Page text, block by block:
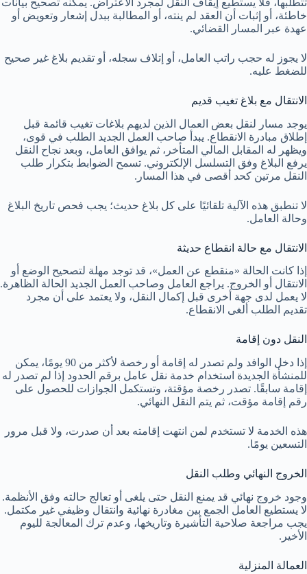
خاطئة، أو إثبات أن العقد لم ينته، أو المطالبة ببدل إشعار وتعويض أو
عهدة عبر المسار القضائي.
لا يجوز له حجب راتب العامل، أو إتلاف سجله، أو تقديم بلاغ غير صحيح
للضغط عليه.
الانتقال مع بلاغ تغيب قديم
يوجد مسار لنقل بعض العمال الذين لديهم بلاغات تغيب قائمة قبل
إطلاق مبادرة الانقطاع. يبدأ صاحب العمل الجديد الطلب في قوى،
ويظهر له المقابل المالي المتأخر، ثم يوافق العامل، وبعد نجاح النقل
يرفع البلاغ وفق التسلسل الإلكتروني. تسمح الضوابط بتكرار طلب
النقل مرتين كحد أقصى في هذا المسار.
لا تنطبق هذه الآلية تلقائيًا على كل بلاغ حديث؛ يجب فحص تاريخ البلاغ
وحالة العامل.
الانتقال مع حالة انقطاع حديثة
إذا كانت الحالة «منقطع عن العمل»، قد توجد مهلة لتصحيح الوضع أو
الانتقال أو الخروج. يراجع العامل وصاحب العمل الجديد الحالة الظاهرة.
لا يعمل لدى جهة أخرى قبل إكمال النقل، ولا يعتمد على أن مجرد
تقديم الطلب ألغى الانقطاع.
النقل دون إقامة
إذا دخل الوافد ولم تصدر له إقامة أو رخصة لأكثر من 90 يومًا، يمكن
للمنشأة الجديدة استخدام خدمة نقل عامل برقم الحدود إذا لم تصدر له
إقامة سابقًا. تصدر رخصة مؤقتة، وتستكمل الجوازات للحصول على
رقم إقامة مؤقت، ثم يتم النقل النهائي.
هذه الخدمة لا تستخدم لمن انتهت إقامته بعد أن صدرت، ولا قبل مرور
التسعين يومًا.
الخروج النهائي وطلب النقل
وجود خروج نهائي قد يمنع النقل حتى يلغى أو تعالج حالته وفق الأنظمة.
لا يستطيع العامل الجمع بين مغادرة نهائية وانتقال وظيفي غير مكتمل.
يجب مراجعة صلاحية التأشيرة وتاريخها، وعدم ترك المعالجة لليوم
الأخير.
العمالة المنزلية